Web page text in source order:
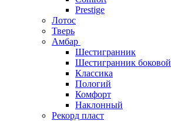
Prestige
Лотос
Тверь
Амбар
Шестигранник
Шестигранник боковой
Классика
Пологий
Комфорт
Наклонный
Рекорд пласт